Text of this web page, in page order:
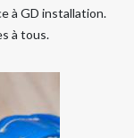
à GD installation.
à tous.